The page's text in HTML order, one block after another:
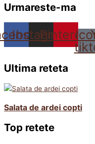
Urmareste-ma
Instagram
Pinterest
Ultima reteta
Salata de ardei copti
Top retete